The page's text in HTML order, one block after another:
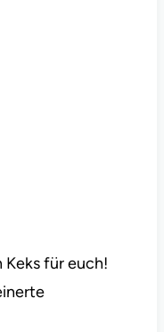
für euch!